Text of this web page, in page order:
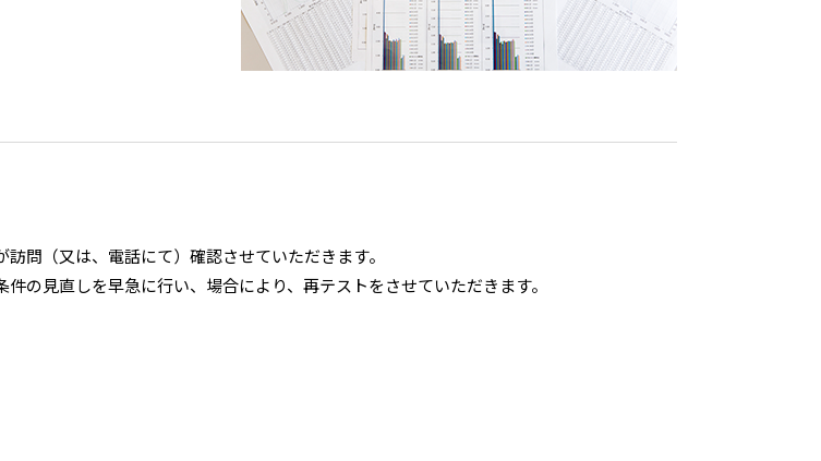
問（又は、電話にて）確認させていただきます。
の見直しを早急に行い、場合により、再テストをさせていただきます。